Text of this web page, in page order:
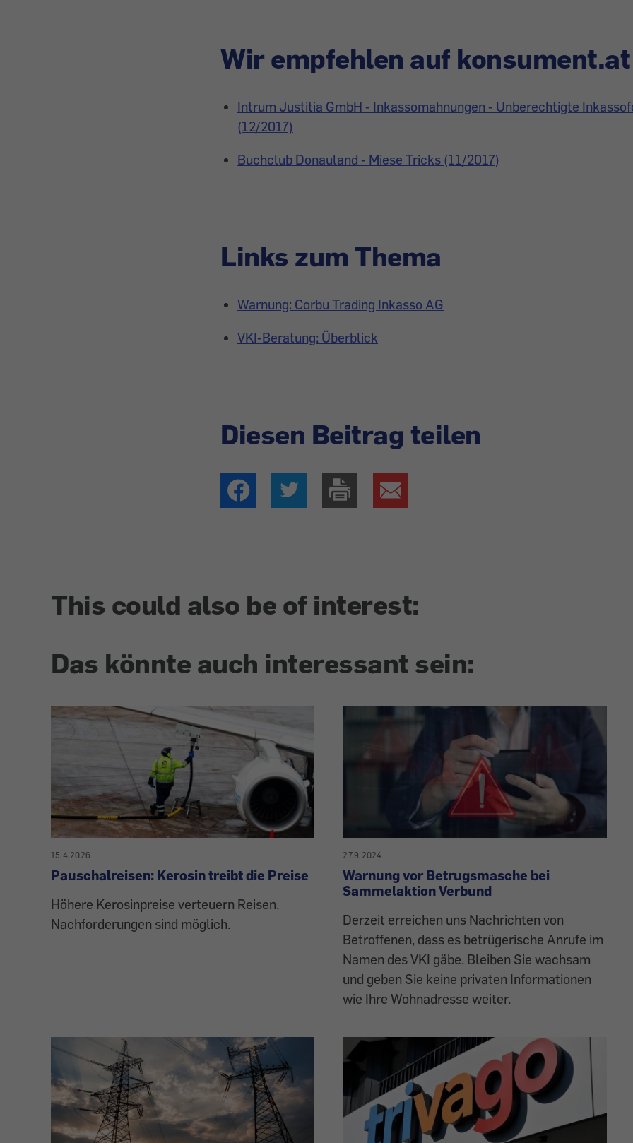
Wir empfehlen auf konsument.at
Intrum Justitia GmbH - Inkassomahnungen - Unberechtigte
(12/2017)
Buchclub Donauland - Miese Tricks (11/2017)
Links zum Thema
Warnung: Corbu Trading Inkasso AG
VKI-Beratung: Überblick
Diesen Beitrag teilen
This could also be of interest:
Das könnte auch interessant sein:
15.4.2026
Pauschalreisen: Kerosin treibt die Preise
Höhere Kerosinpreise verteuern Reisen.
Nachforderungen sind möglich.
27.9.2024
Warnung vor Betrugsmasche bei
Sammelaktion Verbund
Derzeit erreichen uns Nachrichten von
Betroffenen, dass es betrügerische Anrufe im
Namen des VKI gäbe. Bleiben Sie wachsam
und geben Sie keine privaten Informationen
wie Ihre Wohnadresse weiter.